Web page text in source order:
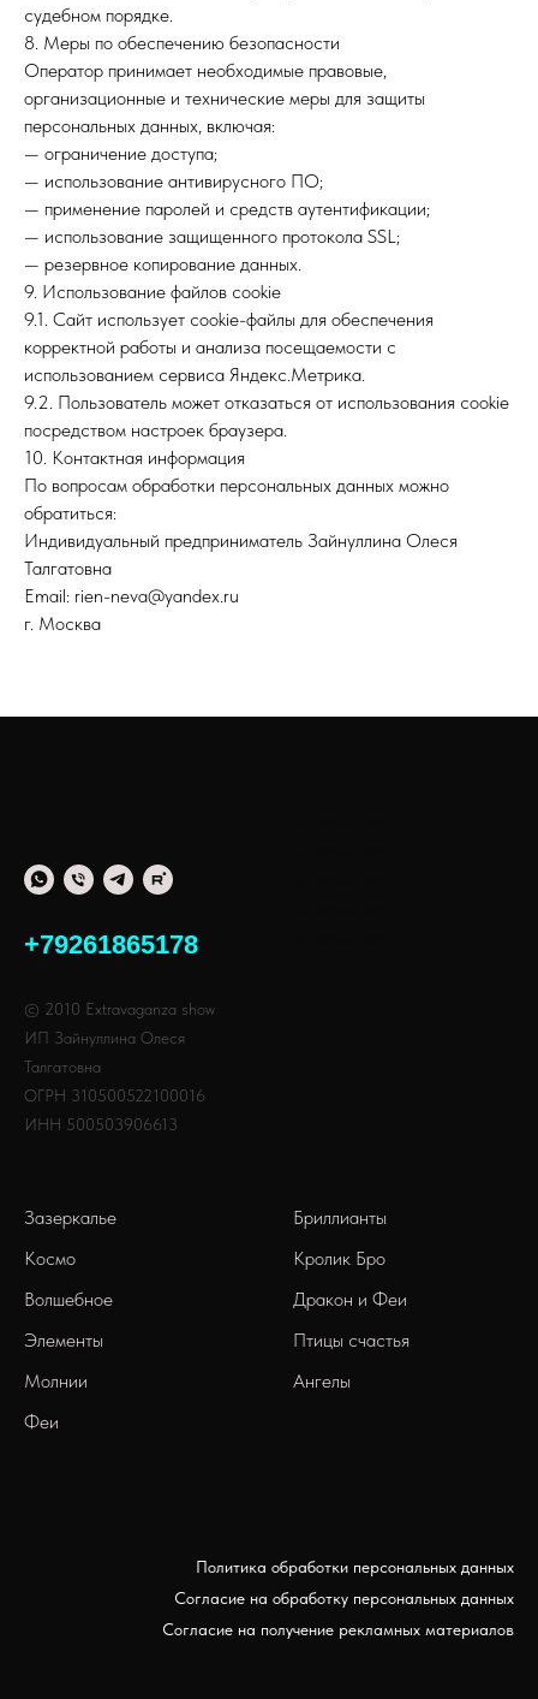
судебном порядке.
8. Меры по обеспечению безопасности
Оператор принимает необходимые правовые,
организационные и технические меры для защиты
персональных данных, включая:
— ограничение доступа;
— использование антивирусного ПО;
— применение паролей и средств аутентификации;
— использование защищенного протокола SSL;
— резервное копирование данных.
9. Использование файлов cookie
9.1. Сайт использует cookie-файлы для обеспечения
корректной работы и анализа посещаемости с
использованием сервиса Яндекс.Метрика.
9.2. Пользователь может отказаться от использования cookie
посредством настроек браузера.
10. Контактная информация
По вопросам обработки персональных данных можно
обратиться:
Индивидуальный предприниматель Зайнуллина Олеся
Талгатовна
Email: rien-neva@yandex.ru
г. Москва
+79261865178
© 2010 Extravaganza show
ИП Зайнуллина Олеся
Талгатовна
ОГРН 310500522100016
ИНН 500503906613
Зазеркалье
Космо
Волшебное
Элементы
Молнии
Феи
Бриллианты
Кролик Бро
Дракон и Феи
Птицы счастья
Ангелы
Политика обработки персональных данных
Согласие на обработку персональных данных
Согласие на получение рекламных материалов